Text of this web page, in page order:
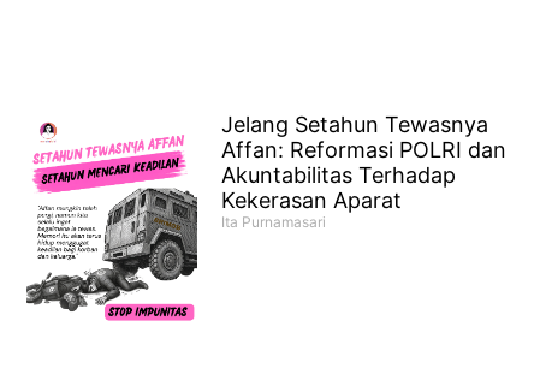
Jelang Setahun Tewasnya
Affan: Reformasi POLRI dan
Akuntabilitas Terhadap
Kekerasan Aparat
Ita Purnamasari